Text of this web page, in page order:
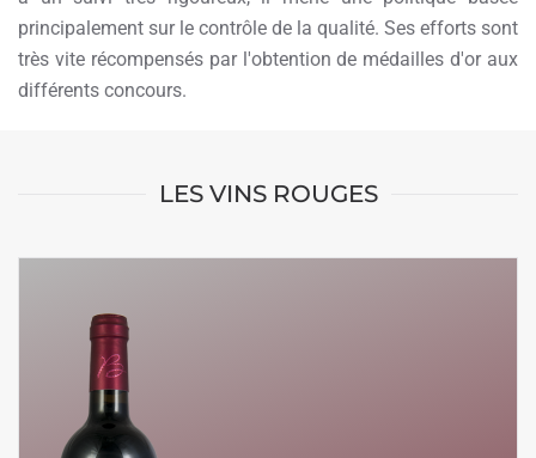
principalement sur le contrôle de la qualité. Ses efforts sont
très vite récompensés par l'obtention de médailles d'or aux
différents concours.
LES VINS ROUGES